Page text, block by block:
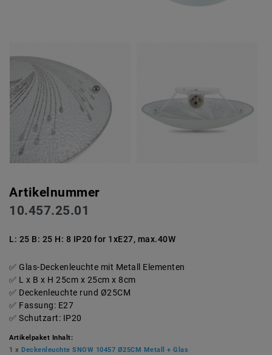
Artikelnummer
10.457.25.01
L: 25 B: 25 H: 8 IP20 for 1xE27, max.40W
Glas-Deckenleuchte mit Metall Elementen
L x B x H 25cm x 25cm x 8cm
Deckenleuchte rund Ø25CM
Fassung: E27
Schutzart: IP20
Artikelpaket Inhalt:
1 x Deckenleuchte SNOW 10457 Ø25CM Metall + Glas